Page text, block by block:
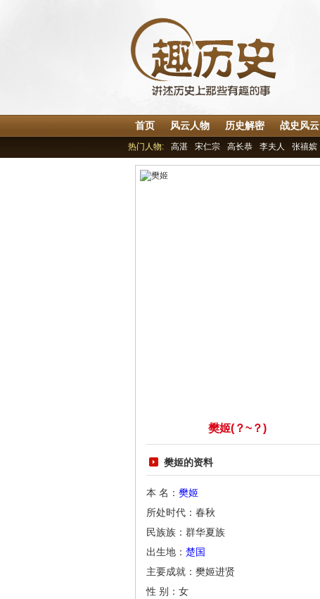
首页 风云人物 历史解密 战史风云
热门人物:
高湛 宋仁宗 高长恭 李夫人 张禧嫔
樊姬(？~？)
樊姬的资料
本 名： 樊姬
所处时代：春秋
民族族：群华夏族
出生地： 楚国
主要成就：樊姬进贤
性 别：女